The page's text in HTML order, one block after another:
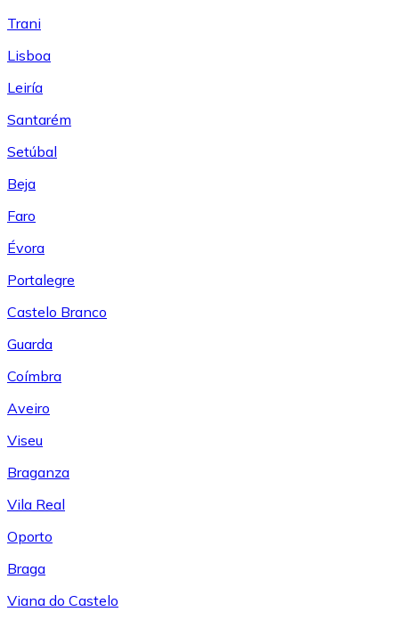
Trani
Lisboa
Leiría
Santarém
Setúbal
Beja
Faro
Évora
Portalegre
Castelo Branco
Guarda
Coímbra
Aveiro
Viseu
Braganza
Vila Real
Oporto
Braga
Viana do Castelo